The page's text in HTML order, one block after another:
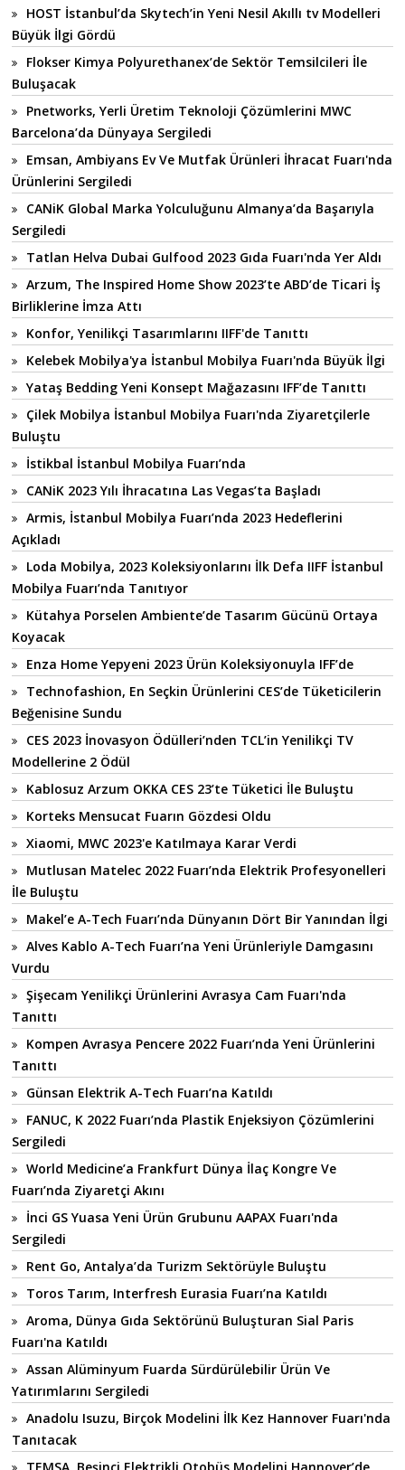
HOST İstanbul’da Skytech’in Yeni Nesil Akıllı tv Modelleri
Büyük İlgi Gördü
Flokser Kimya Polyurethanex’de Sektör Temsilcileri İle
Buluşacak
Pnetworks, Yerli Üretim Teknoloji Çözümlerini MWC
Barcelona’da Dünyaya Sergiledi
Emsan, Ambiyans Ev Ve Mutfak Ürünleri İhracat Fuarı'nda
Ürünlerini Sergiledi
CANiK Global Marka Yolculuğunu Almanya’da Başarıyla
Sergiledi
Tatlan Helva Dubai Gulfood 2023 Gıda Fuarı'nda Yer Aldı
Arzum, The Inspired Home Show 2023’te ABD’de Ticari İş
Birliklerine İmza Attı
Konfor, Yenilikçi Tasarımlarını IIFF'de Tanıttı
Kelebek Mobilya'ya İstanbul Mobilya Fuarı'nda Büyük İlgi
Yataş Bedding Yeni Konsept Mağazasını IFF’de Tanıttı
Çilek Mobilya İstanbul Mobilya Fuarı'nda Ziyaretçilerle
Buluştu
İstikbal İstanbul Mobilya Fuarı’nda
CANiK 2023 Yılı İhracatına Las Vegas’ta Başladı
Armis, İstanbul Mobilya Fuarı’nda 2023 Hedeflerini
Açıkladı
Loda Mobilya, 2023 Koleksiyonlarını İlk Defa IIFF İstanbul
Mobilya Fuarı’nda Tanıtıyor
Kütahya Porselen Ambiente’de Tasarım Gücünü Ortaya
Koyacak
Enza Home Yepyeni 2023 Ürün Koleksiyonuyla IFF’de
Technofashion, En Seçkin Ürünlerini CES’de Tüketicilerin
Beğenisine Sundu
CES 2023 İnovasyon Ödülleri’nden TCL’in Yenilikçi TV
Modellerine 2 Ödül
Kablosuz Arzum OKKA CES 23’te Tüketici İle Buluştu
Korteks Mensucat Fuarın Gözdesi Oldu
Xiaomi, MWC 2023'e Katılmaya Karar Verdi
Mutlusan Matelec 2022 Fuarı’nda Elektrik Profesyonelleri
İle Buluştu
Makel’e A-Tech Fuarı’nda Dünyanın Dört Bir Yanından İlgi
Alves Kablo A-Tech Fuarı’na Yeni Ürünleriyle Damgasını
Vurdu
Şişecam Yenilikçi Ürünlerini Avrasya Cam Fuarı'nda
Tanıttı
Kompen Avrasya Pencere 2022 Fuarı’nda Yeni Ürünlerini
Tanıttı
Günsan Elektrik A-Tech Fuarı’na Katıldı
FANUC, K 2022 Fuarı’nda Plastik Enjeksiyon Çözümlerini
Sergiledi
World Medicine’a Frankfurt Dünya İlaç Kongre Ve
Fuarı’nda Ziyaretçi Akını
İnci GS Yuasa Yeni Ürün Grubunu AAPAX Fuarı'nda
Sergiledi
Rent Go, Antalya’da Turizm Sektörüyle Buluştu
Toros Tarım, Interfresh Eurasia Fuarı’na Katıldı
Aroma, Dünya Gıda Sektörünü Buluşturan Sial Paris
Fuarı'na Katıldı
Assan Alüminyum Fuarda Sürdürülebilir Ürün Ve
Yatırımlarını Sergiledi
Anadolu Isuzu, Birçok Modelini İlk Kez Hannover Fuarı'nda
Tanıtacak